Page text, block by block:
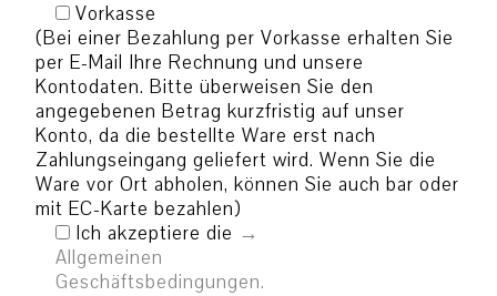
Vorkasse
(Bei einer Bezahlung per Vorkasse erhalten Sie
per E-Mail Ihre Rechnung und unsere
Kontodaten. Bitte überweisen Sie den
angegebenen Betrag kurzfristig auf unser
Konto, da die bestellte Ware erst nach
Zahlungseingang geliefert wird. Wenn Sie die
Ware vor Ort abholen, können Sie auch bar oder
mit EC-Karte bezahlen)
Ich akzeptiere die
Allgemeinen
Geschäftsbedingungen.